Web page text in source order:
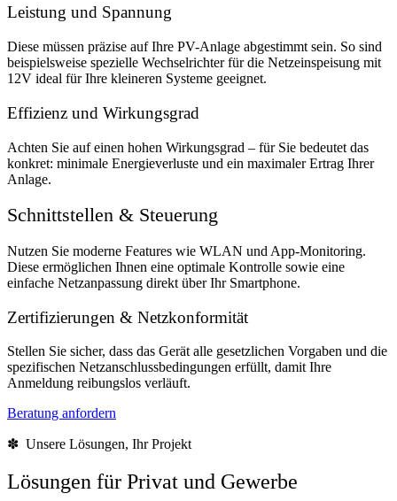
Leistung und Spannung
Diese müssen präzise auf Ihre PV-Anlage abgestimmt sein. So sind
beispielsweise spezielle Wechselrichter für die Netzeinspeisung mit
12V ideal für Ihre kleineren Systeme geeignet.
Effizienz und Wirkungsgrad
Achten Sie auf einen hohen Wirkungsgrad – für Sie bedeutet das
konkret: minimale Energieverluste und ein maximaler Ertrag Ihrer
Anlage.
Schnittstellen & Steuerung
Nutzen Sie moderne Features wie WLAN und App-Monitoring.
Diese ermöglichen Ihnen eine optimale Kontrolle sowie eine
einfache Netzanpassung direkt über Ihr Smartphone.
Zertifizierungen & Netzkonformität
Stellen Sie sicher, dass das Gerät alle gesetzlichen Vorgaben und die
spezifischen Netzanschlussbedingungen erfüllt, damit Ihre
Anmeldung reibungslos verläuft.
Beratung anfordern
✽ Unsere Lösungen, Ihr Projekt
Lösungen für Privat und Gewerbe